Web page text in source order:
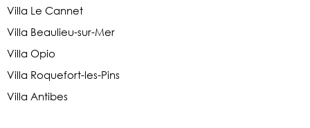
Villa Le Cannet
Villa Beaulieu-sur-Mer
Villa Opio
Villa Roquefort-les-Pins
Villa Antibes